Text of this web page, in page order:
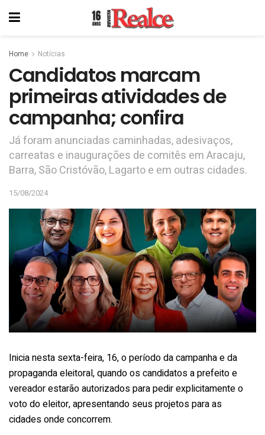
Home Notícias
Candidatos marcam
primeiras atividades de
campanha; confira
Já foram anunciadas caminhadas, adesivaços,
carreatas e inaugurações de comitês em Aracaju,
Barra, São Cristóvão, Lagarto e em outras cidades.
15/08/2024
Inicia nesta sexta-feira, 16, o período da campanha e da
propaganda eleitoral, quando os candidatos a prefeito e
vereador estarão autorizados para pedir explicitamente o
voto do eleitor, apresentando seus projetos para as
cidades onde concorrem.